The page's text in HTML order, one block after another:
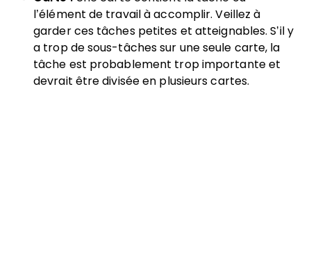
l’élément de travail à accomplir. Veillez à
garder ces tâches petites et atteignables. S’il y
a trop de sous-tâches sur une seule carte, la
tâche est probablement trop importante et
devrait être divisée en plusieurs cartes.